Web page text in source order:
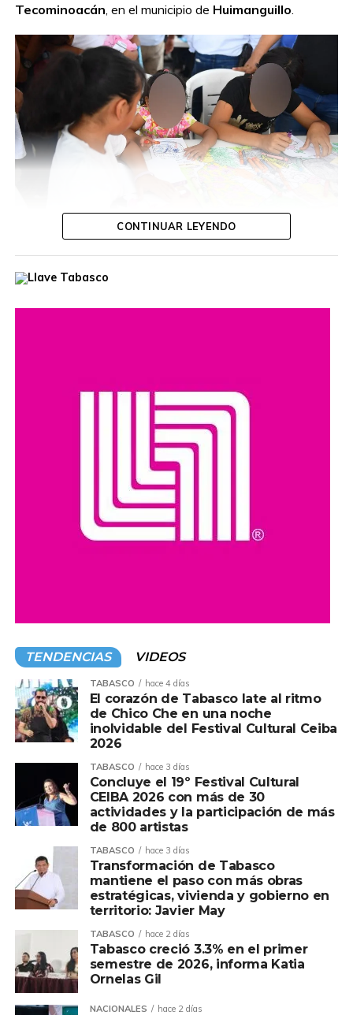
Tecominoacán , en el municipio de Huimanguillo
Durante la jornada, la funcionaria escuchó las inquietudes
de las y los ciudadanos, ofreció orientación personalizada
autoridades y la población, además de reafirmar el
compromiso de impulsar acciones y programas que
promuevan el acceso a la cultura y el desarrollo de las
comunidades en todo el estado.
CONTINUAR LEYENDO
TENDENCIAS VIDEOS
TABASCO hace 4 días
El corazón de Tabasco late al ritmo
de Chico Che en una noche
inolvidable del Festival Cultural Ceiba
2026
TABASCO hace 3 días
Concluye el 19º Festival Cultural
CEIBA 2026 con más de 30
actividades y la participación de más
de 800 artistas
TABASCO hace 3 días
Transformación de Tabasco
mantiene el paso con más obras
estratégicas, vivienda y gobierno en
territorio: Javier May
TABASCO hace 2 días
Tabasco creció 3.3% en el primer
semestre de 2026, informa Katia
Ornelas Gil
NACIONALES hace 2 días